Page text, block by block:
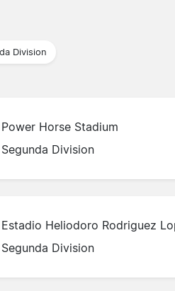
Division
Power Horse Stadium
Segunda Division
Estadio Heliodoro Rodriguez
Segunda Division